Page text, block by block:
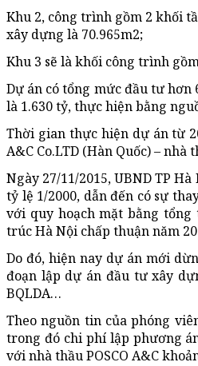
Khu 2, công trình gồm 2 khối
xây dựng là 70.965m2;
Khu 3 sẽ là khối công trình
Dự án có tổng mức đầu tư hơn
là 1.630 tỷ, thực hiện bằng
Thời gian thực hiện dự án từ
A&C Co.LTD (Hàn Quốc) –
Ngày 27/11/2015, UBND TP
tỷ lệ 1/2000, dẫn đến có sự
với quy hoạch mặt bằng tổng
trúc Hà Nội chấp thuận năm
Do đó, hiện nay dự án mới
đoạn lập dự án đầu tư xây
BQLDA…
Theo nguồn tin của phóng
trong đó chi phí lập phương
với nhà thầu POSCO A&C